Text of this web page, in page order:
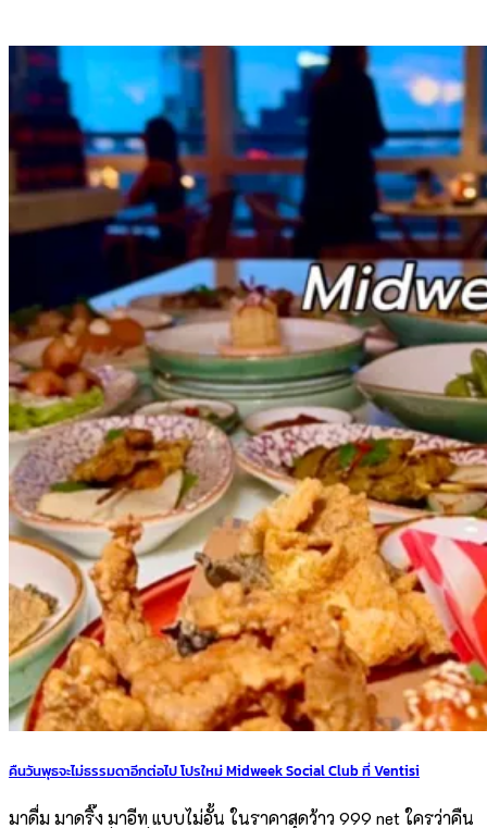
คืนวันพุธจะไม่ธรรมดาอีกต่อไป โปรใหม่ Midweek Social Club ที่ Ventisi
มาดื่ม มาดริ๊ง มาอีท แบบไม่อั้น ในราคาสุดว้าว 999 net ใครว่าคืน